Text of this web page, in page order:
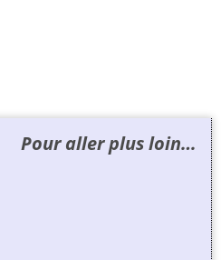
Pour aller plus loin…